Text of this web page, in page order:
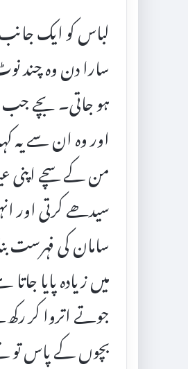
لباس کو ایک
سارا دن وہ چند
ہو جاتی۔ بچے جب
اور وہ ان سے یہ
من کے سچے اپنی
سیدھے کرتی اور
سامان کی فہرست
میں زیادہ پایا
جوتے اتروا کر
بچوں کے پاس تو